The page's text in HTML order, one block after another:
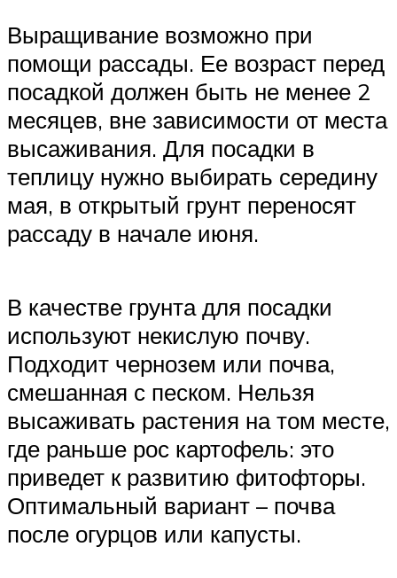
Выращивание возможно при
помощи рассады. Ее возраст перед
посадкой должен быть не менее 2
месяцев, вне зависимости от места
высаживания. Для посадки в
теплицу нужно выбирать середину
мая, в открытый грунт переносят
рассаду в начале июня.
В качестве грунта для посадки
используют некислую почву.
Подходит чернозем или почва,
смешанная с песком. Нельзя
высаживать растения на том месте,
где раньше рос картофель: это
приведет к развитию фитофторы.
Оптимальный вариант – почва
после огурцов или капусты.